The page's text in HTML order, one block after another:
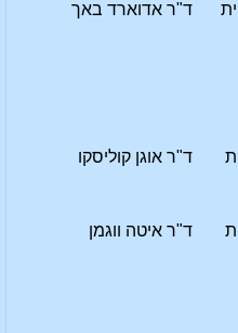
ד"ר אדוארד באך
ד"ר אוגן קוליסקו
ד"ר איטה ווגמן